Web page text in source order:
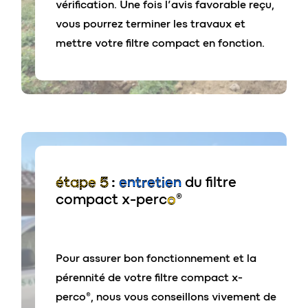
** selon les expériences du terrain
*** Dans les 6 mois suivant sa mise en service, si la
carte d’identité a été retournée à eloy water.
L’ensemble des conditions d’octroi de garanties sont
disponibles auprès du fabricant (10+5 ans sur la cuve
vérification. Une fois l’avis favorable reçu,
vous pourrez terminer les travaux et
mettre votre filtre compact en fonction.
étape 5 : entretien du filtre
compact x-perco®
Pour assurer bon fonctionnement et la
pérennité de votre filtre compact x-
perco®, nous vous conseillons vivement de